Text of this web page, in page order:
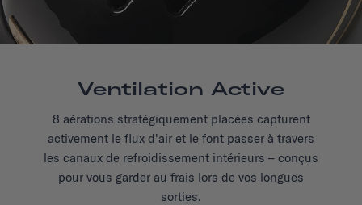
Ventilation Active
8 aérations stratégiquement placées capturent
activement le flux d'air et le font passer à travers
les canaux de refroidissement intérieurs – conçus
pour vous garder au frais lors de vos longues
sorties.